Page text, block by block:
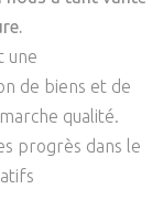
une
de biens et de
qualité.
progrès dans le